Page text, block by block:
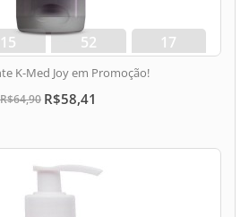
15 52
min
17
seg
K-Med Joy em Promoção!
R$64,90 R$58,41